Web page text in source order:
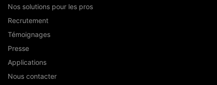
Nos solutions pour les pros
Recrutement
Témoignages
Presse
Applications
Nous contacter